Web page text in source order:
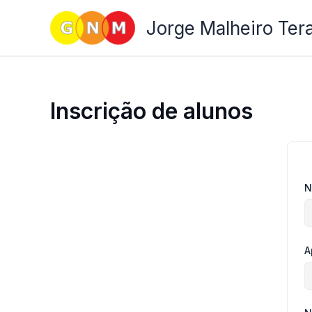
Jorge Malheiro
Inscrição de alunos